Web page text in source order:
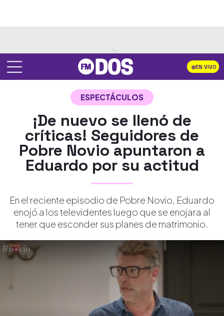
EN VIVO
ESPECTÁCULOS
¡De nuevo se llenó de
críticas! Seguidores de
Pobre Novio apuntaron a
Eduardo por su actitud
En el reciente episodio de Pobre Novio, Eduardo
enojó a los televidentes luego que se enojara al
tener que esconder sus planes de matrimonio.